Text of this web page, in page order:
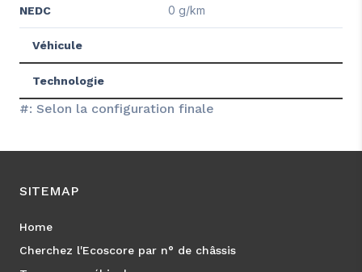
NEDC 0 g/km
Véhicule
Technologie
#: Selon la configuration finale
SITEMAP
Home
Cherchez l'Ecoscore par n° de châssis